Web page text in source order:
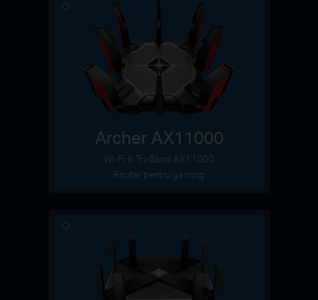
Archer AX11000
Wi-Fi 6 Tri-Band AX11000
Router pentru gaming